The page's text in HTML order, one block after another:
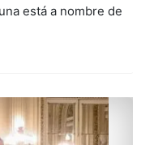
está a nombre de